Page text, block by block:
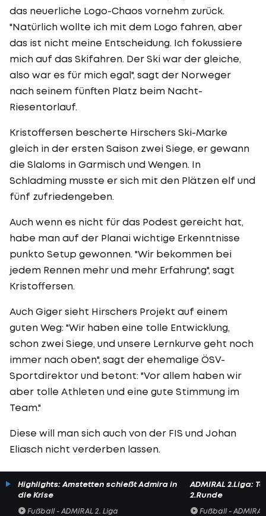
das neuerliche Logo-Chaos vornehm zurück.
"Natürlich wollte ich mit dem Logo fahren, aber
das ist nicht meine Entscheidung. Ich fokussiere
mich auf das Skifahren. Der Ski war der gleiche,
also war es für mich egal", sagt der Norweger
nach seinem fünften Platz beim Nacht-
Riesentorlauf.
Kristoffersen bescherte Hirschers Ski-Marke
gleich in der ersten Saison zwei Siege, er gewann
die Slaloms in Garmisch und Wengen. In
Schladming musste er sich mit den Plätzen elf und
fünf zufriedengeben.
Auch wenn es nicht für das Podest gereicht hat,
habe man auf der Planai wichtige Erkenntnisse
punkto Setup gewonnen. "Wir bekommen bei
jedem Rennen mehr und mehr Erfahrung", sagt
Kristoffersen.
Auch Giger sieht Hirschers Projekt auf einem
guten Weg: "Wir haben eine tolle Entwicklung,
schon zwei Siege, und unsere Lernkurve geht noch
immer nach oben", sagt der ehemalige ÖSV-
Sportdirektor und betont: "Vor allem haben wir
aber tolle Athleten und eine gute Stimmung im
Team."
Diese will man sich auch von der FIS und Johan
Eliasch nicht verderben lassen.
Highlights: Amstetten schießt Admira in
die Krise
Fußball - ADMIRAL 2. Liga
ADMIRAL 2.Liga:
2.Runde
Fußball -